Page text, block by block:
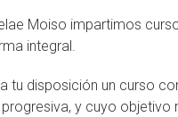
Moiso impartimos
integral.
tu disposición un curso
y cuyo objetivo